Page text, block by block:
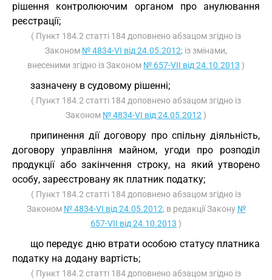
рішення контролюючим органом про анулювання
реєстрації;
( Пункт 184.2 статті 184 доповнено абзацом згідно із
Законом № 4834-VI від 24.05.2012; із змінами,
внесеними згідно із Законом № 657-VII від 24.10.2013 )
зазначену в судовому рішенні;
( Пункт 184.2 статті 184 доповнено абзацом згідно із
Законом № 4834-VI від 24.05.2012 )
припинення дії договору про спільну діяльність,
договору управління майном, угоди про розподіл
продукції або закінчення строку, на який утворено
особу, зареєстровану як платник податку;
( Пункт 184.2 статті 184 доповнено абзацом згідно із
Законом № 4834-VI від 24.05.2012; в редакції Закону №
657-VII від 24.10.2013 )
що передує дню втрати особою статусу платника
податку на додану вартість;
( Пункт 184.2 статті 184 доповнено абзацом згідно із